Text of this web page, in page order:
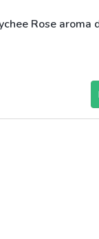
Rose aroma